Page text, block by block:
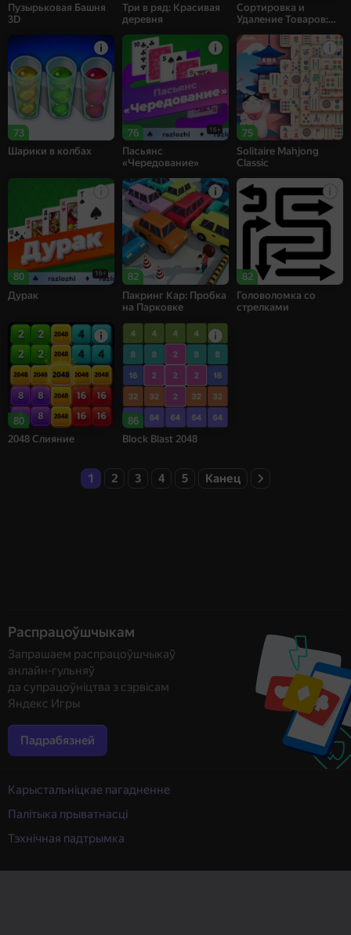
Пузырьковая Башня
3D
Три в ряд: Красивая
деревня
Сортировка и
Удаление Товаров:
73
Шарики в колбах
76 16+
Пасьянс
«Чередование»
75
Solitaire Mahjong
Classic
80 16+
Дурак
82
Пакринг Кар: Пробка
на Парковке
82
Головоломка со
стрелками
80
2048 Слияние
86
Block Blast 2048
1 2 3 4 5 Канец
Распрацоўшчыкам
Запрашаем распрацоўшчыкаў
анлайн-гульняў
да супрацоўніцтва з сэрвісам
Яндекс Игры
Падрабязней
Карыстальніцкае пагадненне
Палітыка прыватнасці
Тэхнічная падтрымка